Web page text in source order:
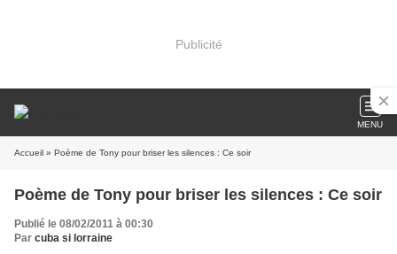
Publicité
MENU
Accueil » Poème de Tony pour briser les silences : Ce soir
Poème de Tony pour briser les silences : Ce soir
Publié le 08/02/2011 à 00:30
Par cuba si lorraine